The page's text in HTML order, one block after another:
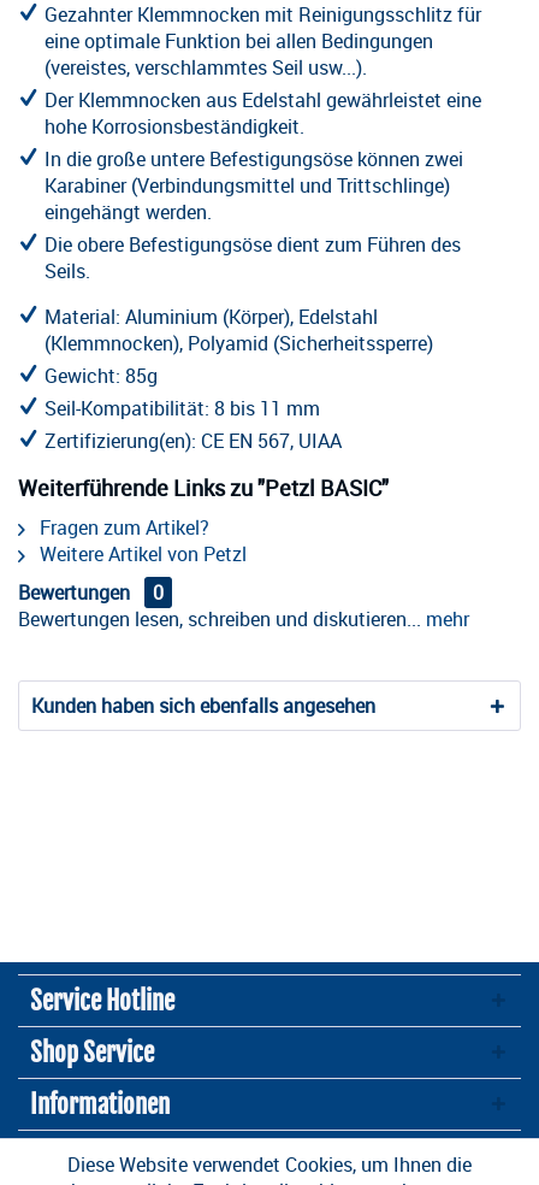
Gezahnter Klemmnocken mit Reinigungsschlitz für
eine optimale Funktion bei allen Bedingungen
(vereistes, verschlammtes Seil usw...).
Der Klemmnocken aus Edelstahl gewährleistet eine
hohe Korrosionsbeständigkeit.
In die große untere Befestigungsöse können zwei
Karabiner (Verbindungsmittel und Trittschlinge)
eingehängt werden.
Die obere Befestigungsöse dient zum Führen des
Seils.
Material: Aluminium (Körper), Edelstahl
(Klemmnocken), Polyamid (Sicherheitssperre)
Gewicht: 85g
Seil-Kompatibilität: 8 bis 11 mm
Zertifizierung(en): CE EN 567, UIAA
Weiterführende Links zu "Petzl BASIC"
Fragen zum Artikel?
Weitere Artikel von Petzl
Bewertungen
0
Bewertungen lesen, schreiben und diskutieren... mehr
Kunden haben sich ebenfalls angesehen
Service Hotline
Shop Service
Informationen
Newsletter
Diese Website verwendet Cookies, um Ihnen die